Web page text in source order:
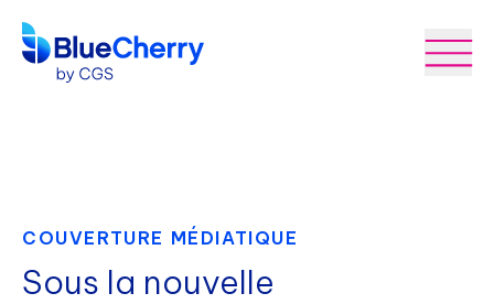
COUVERTURE MÉDIATIQUE
Sous la nouvelle